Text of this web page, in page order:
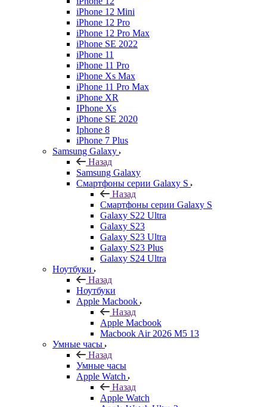
iPhone 12 Mini
iPhone 12 Pro
iPhone 12 Pro Max
iPhone SE 2022
iPhone 11
iPhone 11 Pro
iPhone Xs Max
iPhone 11 Pro Max
iPhone XR
IPhone Xs
iPhone SE 2020
Iphone 8
iPhone 7 Plus
Samsung Galaxy
Назад
Samsung Galaxy
Смартфоны серии Galaxy S
Назад
Смартфоны серии Galaxy S
Galaxy S22 Ultra
Galaxy S23
Galaxy S23 Ultra
Galaxy S23 Plus
Galaxy S24 Ultra
Ноутбуки
Назад
Ноутбуки
Apple Macbook
Назад
Apple Macbook
Macbook Air 2026 M5 13
Умные часы
Назад
Умные часы
Apple Watch
Назад
Apple Watch